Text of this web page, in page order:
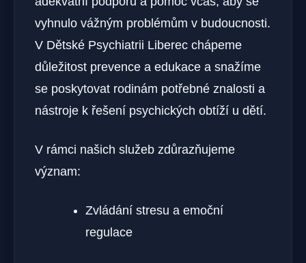
vyhnulo vážným problémům v budoucnosti.
V Dětské Psychiatrii Liberec chápeme
důležitost prevence a edukace a snažíme
se poskytovat rodinám potřebné znalosti a
nástroje k řešení psychických obtíží u dětí.
V rámci našich služeb zdůrazňujeme
význam:
Zvládání stresu a emoční
regulace